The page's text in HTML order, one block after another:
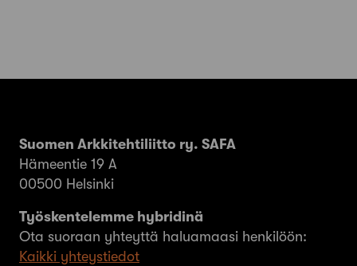
Suomen Arkkitehtiliitto ry. SAFA
Hämeentie 19 A
00500 Helsinki
Työskentelemme hybridinä
Ota suoraan yhteyttä haluamaasi henkilöön:
Kaikki yhteystiedot